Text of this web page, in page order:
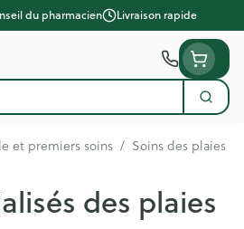
du pharmacien Livraison rapide
et premiers soins / Soins des plaies
des plaies